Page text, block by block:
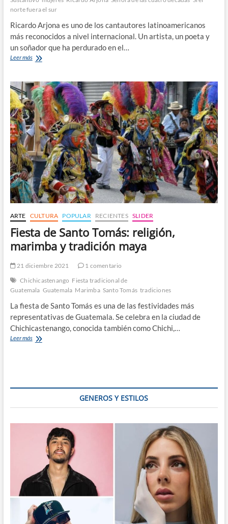
norte fuera el sur
Ricardo Arjona es uno de los cantautores latinoamericanos
más reconocidos a nivel internacional. Un artista, un poeta y
un soñador que ha perdurado en el…
Leer másRicardo
trovador
de
América
ARTE CULTURA POPULAR RECIENTES SLIDER
Fiesta de Santo Tomás: religión,
marimba y tradición maya
21 diciembre 2021
1 comentario
Chichicastenango Fiesta tradicional de
Guatemala Guatemala Marimba Santo Tomás tradiciones
La fiesta de Santo Tomás es una de las festividades más
representativas de Guatemala. Se celebra en la ciudad de
Chichicastenango, conocida también como Chichi,…
Leer másFiesta
GENEROS Y ESTILOS